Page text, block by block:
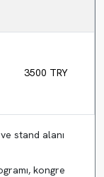
3500 TRY
stand alanı
kongre